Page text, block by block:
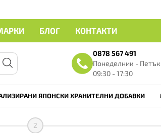
БЛОГ КОНТАКТИ
0878 567 491
Понеделник -
09:30 - 17:30
ЯПОНСКИ ХРАНИТЕЛНИ ДОБАВКИ
2